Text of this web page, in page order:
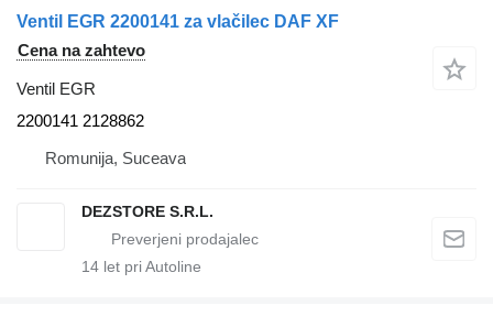
Ventil EGR 2200141 za vlačilec DAF XF
Cena na zahtevo
Ventil EGR
2200141 2128862
Romunija, Suceava
DEZSTORE S.R.L.
14 let pri Autoline